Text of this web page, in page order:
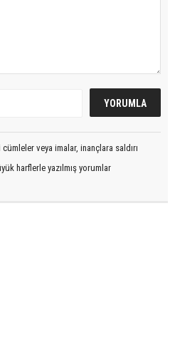
veya imalar, inançlara saldırı
harflerle yazılmış yorumlar